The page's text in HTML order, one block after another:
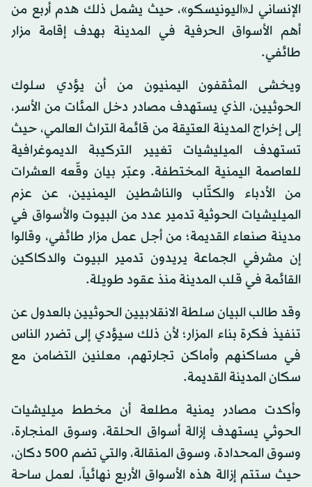
الإنساني لـ«اليونيسكو»، حيث يشمل ذلك هدم أربع من
أهم الأسواق الحرفية في المدينة بهدف إقامة مزار
طائفي.
ويخشى المثقفون اليمنيون من أن يؤدي سلوك
الحوثيين، الذي يستهدف مصادر دخل المئات من الأسر،
إلى إخراج المدينة العتيقة من قائمة التراث العالمي، حيث
تستهدف الميليشيات تغيير التركيبة الديموغرافية
للعاصمة اليمنية المختطفة. وعبّر بيان وقّعه العشرات
من الأدباء والكتّاب والناشطين اليمنيين، عن عزم
الميليشيات الحوثية تدمير عدد من البيوت والأسواق في
مدينة صنعاء القديمة؛ من أجل عمل مزار طائفي، وقالوا
إن مشرفي الجماعة يريدون تدمير البيوت والدكاكين
القائمة في قلب المدينة منذ عقود طويلة.
وقد طالب البيان سلطة الانقلابيين الحوثيين بالعدول عن
تنفيذ فكرة بناء المزار؛ لأن ذلك سيؤدي إلى تضرر الناس
في مساكنهم وأماكن تجارتهم، معلنين التضامن مع
سكان المدينة القديمة.
وأكدت مصادر يمنية مطلعة أن مخطط ميليشيات
الحوثي يستهدف إزالة أسواق الحلقة، وسوق المنجارة،
وسوق المحدادة، وسوق المنقالة، والتي تضم 500 دكان،
حيث ستتم إزالة هذه الأسواق الأربع نهائياً، لعمل ساحة